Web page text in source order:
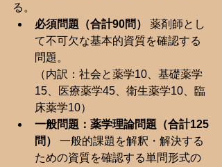
る。
必須問題（合計90問）
薬剤師とし
て不可欠な基本的資質を確認する
問題。
（内訳：社会と薬学10、基礎薬学
15、医療薬学45、衛生薬学10、臨
床薬学10）
一般問題：薬学理論問題（合計125
問）
一般的課題を解釈・解決する
ための資質を確認する単問形式の